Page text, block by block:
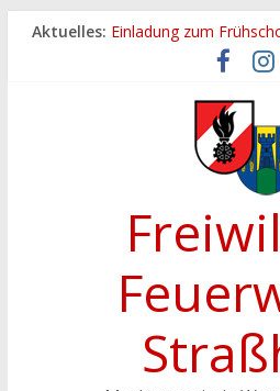
ZumAktuelles: Einladung zum
Dichtheitsprobe der
Feuerwehrfest 2026
Ferienspiel der